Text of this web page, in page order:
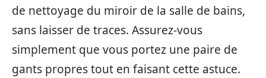
de nettoyage du miroir de la salle de bains,
sans laisser de traces. Assurez-vous
simplement que vous portez une paire de
gants propres tout en faisant cette astuce.